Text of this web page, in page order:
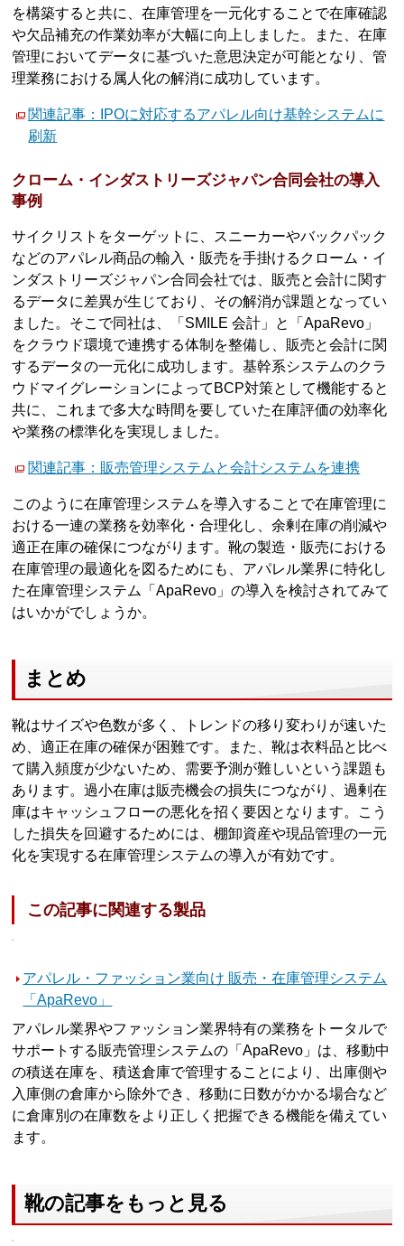
を構築すると共に、在庫管理を一元化することで在庫確認
や欠品補充の作業効率が大幅に向上しました。また、在庫
管理においてデータに基づいた意思決定が可能となり、管
理業務における属人化の解消に成功しています。
関連記事：IPOに対応するアパレル向け基幹システムに
刷新
クローム・インダストリーズジャパン合同会社の導入
事例
サイクリストをターゲットに、スニーカーやバックパック
などのアパレル商品の輸入・販売を手掛けるクローム・イ
ンダストリーズジャパン合同会社では、販売と会計に関す
るデータに差異が生じており、その解消が課題となってい
ました。そこで同社は、「SMILE 会計」と「ApaRevo」
をクラウド環境で連携する体制を整備し、販売と会計に関
するデータの一元化に成功します。基幹系システムのクラ
ウドマイグレーションによってBCP対策として機能すると
共に、これまで多大な時間を要していた在庫評価の効率化
や業務の標準化を実現しました。
関連記事：販売管理システムと会計システムを連携
このように在庫管理システムを導入することで在庫管理に
おける一連の業務を効率化・合理化し、余剰在庫の削減や
適正在庫の確保につながります。靴の製造・販売における
在庫管理の最適化を図るためにも、アパレル業界に特化し
た在庫管理システム「ApaRevo」の導入を検討されてみて
はいかがでしょうか。
まとめ
靴はサイズや色数が多く、トレンドの移り変わりが速いた
め、適正在庫の確保が困難です。また、靴は衣料品と比べ
て購入頻度が少ないため、需要予測が難しいという課題も
あります。過小在庫は販売機会の損失につながり、過剰在
庫はキャッシュフローの悪化を招く要因となります。こう
した損失を回避するためには、棚卸資産や現品管理の一元
化を実現する在庫管理システムの導入が有効です。
この記事に関連する製品
アパレル・ファッション業向け 販売・在庫管理システム
「ApaRevo」
アパレル業界やファッション業界特有の業務をトータルで
サポートする販売管理システムの「ApaRevo」は、移動中
の積送在庫を、積送倉庫で管理することにより、出庫側や
入庫側の倉庫から除外でき、移動に日数がかかる場合など
に倉庫別の在庫数をより正しく把握できる機能を備えてい
ます。
靴の記事をもっと見る